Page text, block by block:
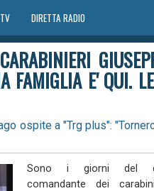
DIRETTA RADIO
FAMIGLIA E' QUI.
ospite a "Trg plus":
Sono i giorni del
comandante dei